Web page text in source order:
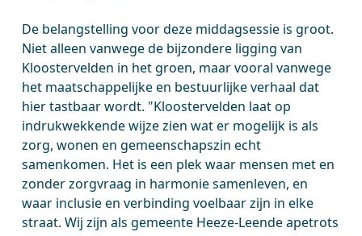
De belangstelling voor deze middagsessie is groot.
Niet alleen vanwege de bijzondere ligging van
Kloostervelden in het groen, maar vooral vanwege
het maatschappelijke en bestuurlijke verhaal dat
hier tastbaar wordt. "Kloostervelden laat op
indrukwekkende wijze zien wat er mogelijk is als
zorg, wonen en gemeenschapszin echt
samenkomen. Het is een plek waar mensen met en
zonder zorgvraag in harmonie samenleven, en
waar inclusie en verbinding voelbaar zijn in elke
straat. Wij zijn als gemeente Heeze-Leende apetrots